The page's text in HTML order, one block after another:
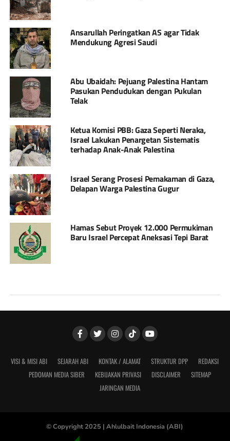
Ansarullah Peringatkan AS agar Tidak
Mendukung Agresi Saudi
Abu Ubaidah: Pejuang Palestina Hantam
Pasukan Pendudukan dengan Pukulan
Telak
Ketua Komisi PBB: Gaza Seperti Neraka,
Israel Lakukan Penargetan Sistematis
terhadap Anak-Anak Palestina
Israel Serang Prosesi Pemakaman di Gaza,
Delapan Warga Palestina Gugur
Hamas Sebut Proyek 12.000 Permukiman
Baru Israel Percepat Aneksasi Tepi Barat
VISI & MISI ABI SEJARAH ABI KONTAK / ALAMAT STRUKTUR DPP
REDAKSI
PEDOMAN MEDIA SIBER
KEBIJAKAN PRIVASI DISCLAIMER
SITEMAP
JARINGAN MEDIA
© Copyright 2025 | Ahlulbait Indonesia (ABI)